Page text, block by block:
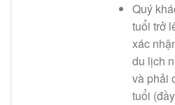
Quý
tuổi trở
xác
du lịch
và phải
tuổi